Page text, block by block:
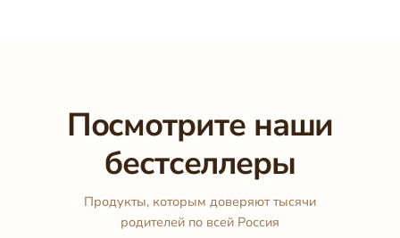
Посмотрите наши
бестселлеры
Продукты, которым доверяют тысячи
родителей по всей Россия